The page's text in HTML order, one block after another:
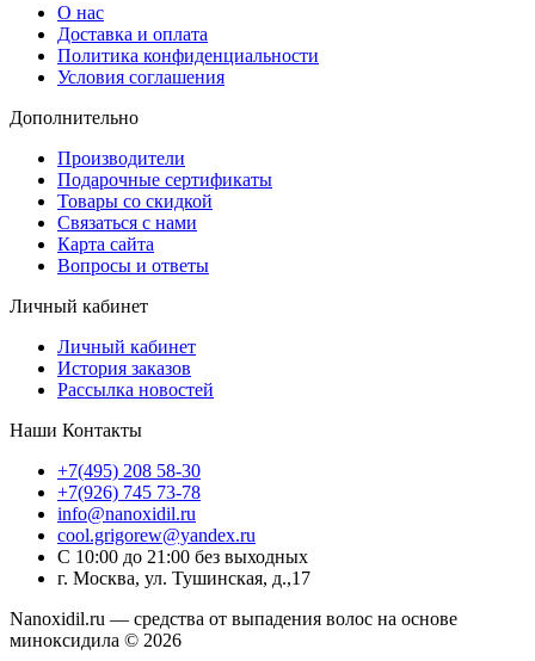
О нас
Доставка и оплата
Политика конфиденциальности
Условия соглашения
Дополнительно
Производители
Подарочные сертификаты
Товары со скидкой
Связаться с нами
Карта сайта
Вопросы и ответы
Личный кабинет
Личный кабинет
История заказов
Рассылка новостей
Наши Контакты
+7(495) 208 58-30
+7(926) 745 73-78
info@nanoxidil.ru
cool.grigorew@yandex.ru
С 10:00 до 21:00 без выходных
г. Москва, ул. Тушинская, д.,17
Nanoxidil.ru — средства от выпадения волос на основе
миноксидила © 2026